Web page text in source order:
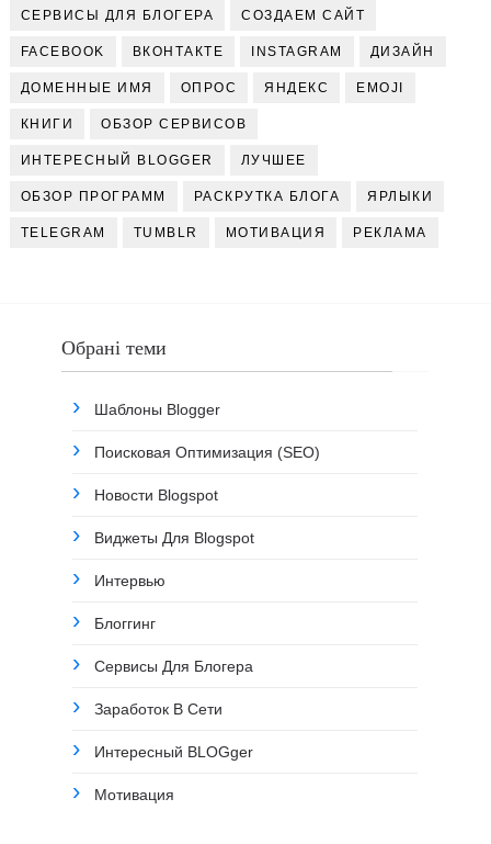
СЕРВИСЫ ДЛЯ БЛОГЕРА СОЗДАЕМ САЙТ
FACEBOOK ВКОНТАКТЕ INSTAGRAM ДИЗАЙН
ДОМЕННЫЕ ИМЯ ОПРОС ЯНДЕКС EMOJI
КНИГИ ОБЗОР СЕРВИСОВ
ИНТЕРЕСНЫЙ BLOGGER ЛУЧШЕЕ
ОБЗОР ПРОГРАММ РАСКРУТКА БЛОГА ЯРЛЫКИ
TELEGRAM TUMBLR МОТИВАЦИЯ РЕКЛАМА
Обрані теми
Шаблоны Blogger
Поисковая Оптимизация (SEO)
Новости Blogspot
Виджеты Для Blogspot
Интервью
Блоггинг
Сервисы Для Блогера
Заработок В Сети
Интересный BLOGger
Мотивация